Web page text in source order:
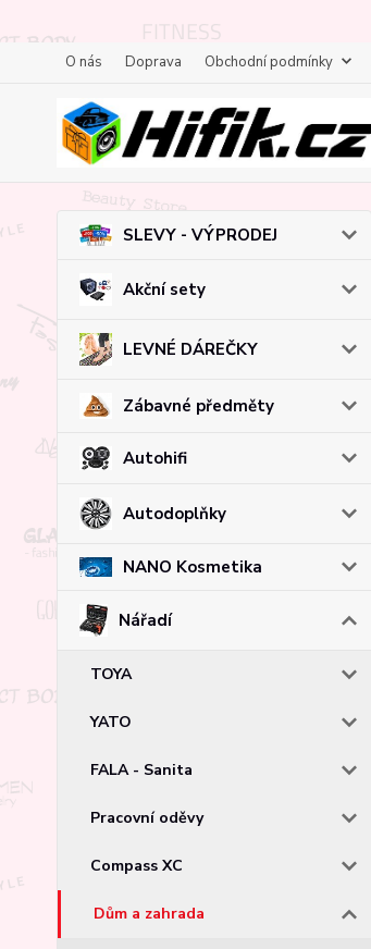
O nás Doprava Obchodní podmínky
SLEVY - VÝPRODEJ
Akční sety
LEVNÉ DÁREČKY
Zábavné předměty
Autohifi
Autodoplňky
NANO Kosmetika
Nářadí
TOYA
YATO
FALA - Sanita
Pracovní oděvy
Compass XC
Dům a zahrada